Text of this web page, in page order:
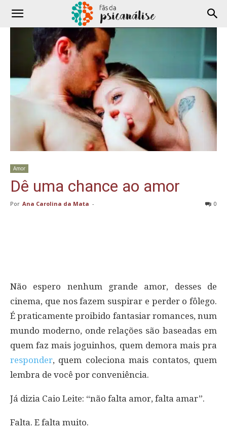
Amor
Dê uma chance ao amor
Por Ana Carolina da Mata - 0
Não espero nenhum grande amor, desses de
cinema, que nos fazem suspirar e perder o fôlego.
É praticamente proibido fantasiar romances, num
mundo moderno, onde relações são baseadas em
quem faz mais joguinhos, quem demora mais pra
responder, quem coleciona mais contatos, quem
lembra de você por conveniência.
Já dizia Caio Leite: “não falta amor, falta amar”.
Falta. E falta muito.